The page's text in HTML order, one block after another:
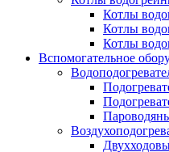
Котлы
Котлы
Котлы
Вспомогательное